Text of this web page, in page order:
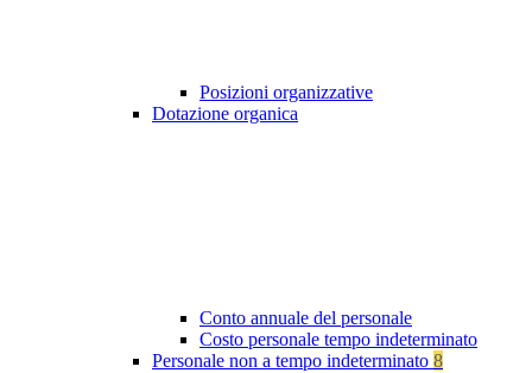
Posizioni organizzative
Dotazione organica
Conto annuale del personale
Costo personale tempo indeterminato
Personale non a tempo indeterminato 8